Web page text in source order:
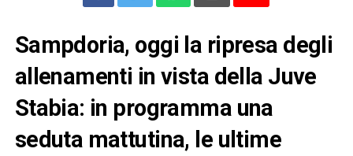
Sampdoria, oggi la ripresa degli
allenamenti in vista della Juve
Stabia: in programma una
seduta mattutina, le ultime